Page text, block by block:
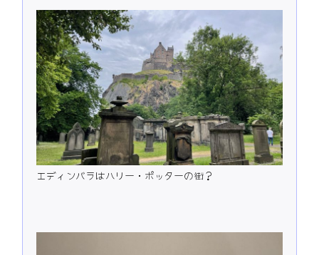
エディンバラはハリー・ポッターの街？